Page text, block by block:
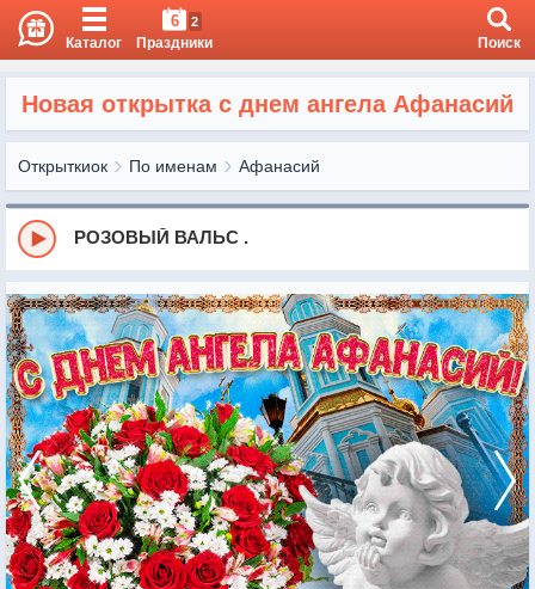
Каталог
6 2
Праздники Поиск
Новая открытка с днем ангела Афанасий
Открыткиок По именам Афанасий
РОЗОВЫЙ ВАЛЬС .